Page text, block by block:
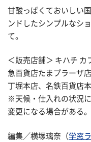
甘酸っぱくておいしい
ンドしたシンプルなシ
て。
＜販売店舗＞ キハチ カ
急百貨店たまプラーザ
丁堀本店、名鉄百貨店
※天候・仕入れの状況
変更になる場合がある。
編集／横塚璃奈（ 学窓